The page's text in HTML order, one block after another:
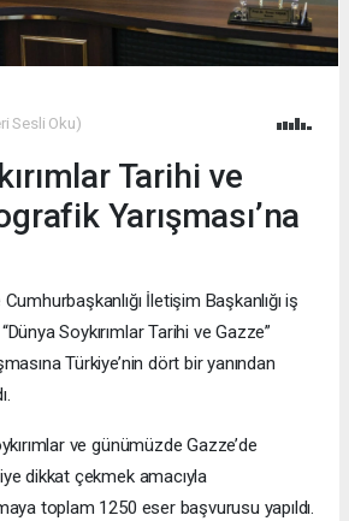
Sesli Oku)
Tarihi ve
Yarışması’na
İletişim Başkanlığı iş
Soykırımlar Tarihi ve Gazze”
Türkiye’nin dört bir yanından
ve günümüzde Gazze’de
dikkat çekmek amacıyla
toplam 1250 eser başvurusu yapıldı.